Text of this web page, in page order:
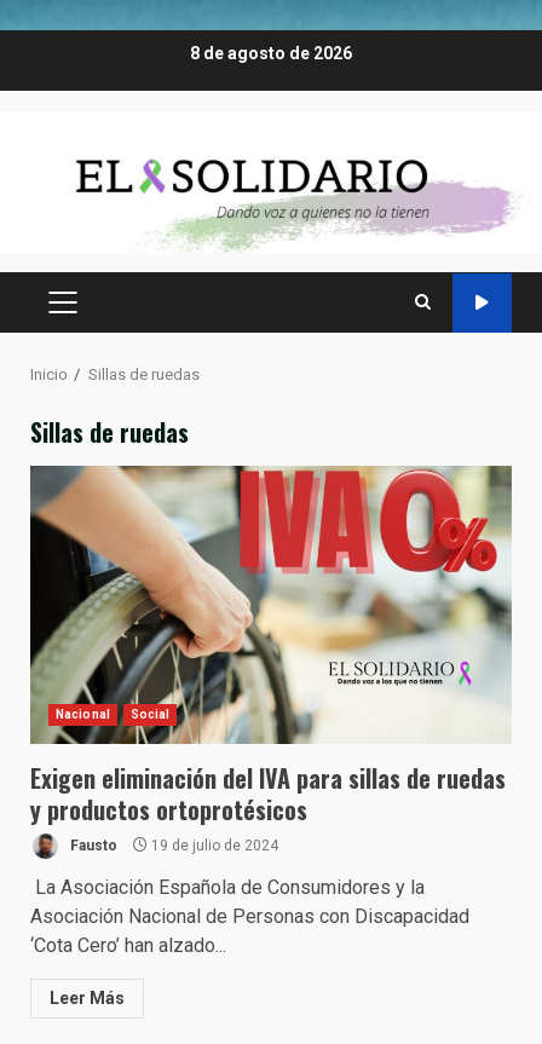
8 de agosto de 2026
MENÚ
Inicio Sillas de ruedas
Sillas de ruedas
Nacional Social
Exigen eliminación del IVA para sillas de ruedas
y productos ortoprotésicos
Fausto 19 de julio de 2024
La Asociación Española de Consumidores y la
Asociación Nacional de Personas con Discapacidad
‘Cota Cero’ han alzado...
Leer Más